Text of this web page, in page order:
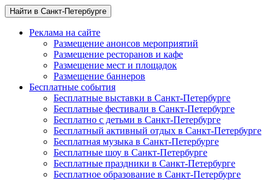
Найти в Санкт-Петербурге
Реклама на сайте
Размещение анонсов мероприятий
Размещение ресторанов и кафе
Размещение мест и площадок
Размещение баннеров
Бесплатные события
Бесплатные выставки в Санкт-Петербурге
Бесплатные фестивали в Санкт-Петербурге
Бесплатно с детьми в Санкт-Петербурге
Бесплатный активный отдых в Санкт-Петербурге
Бесплатная музыка в Санкт-Петербурге
Бесплатные шоу в Санкт-Петербурге
Бесплатные праздники в Санкт-Петербурге
Бесплатное образование в Санкт-Петербурге